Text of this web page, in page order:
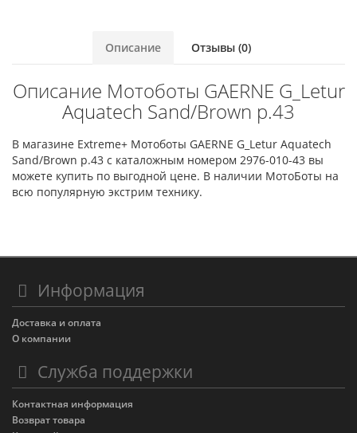
Описание Отзывы (0)
Описание Мотоботы GAERNE G_Letur
Aquatech Sand/Brown р.43
В магазине Extreme+ Мотоботы GAERNE G_Letur Aquatech
Sand/Brown р.43 с каталожным номером 2976-010-43 вы
можете купить по выгодной цене. В наличии МотоБоты на
всю популярную экстрим технику.
Информация
Доставка и оплата
О компании
Служба поддержки
Контактная информация
Возврат товара